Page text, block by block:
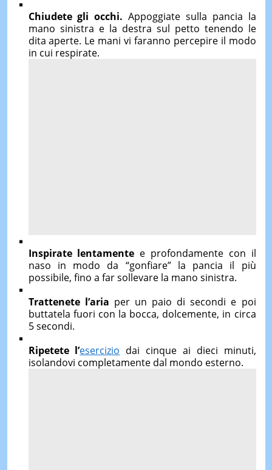
Chiudete gli occhi. Appoggiate sulla pancia la
mano sinistra e la destra sul petto tenendo le
dita aperte. Le mani vi faranno percepire il modo
in cui respirate.
Inspirate lentamente e profondamente con il
naso in modo da “gonfiare” la pancia il più
possibile, fino a far sollevare la mano sinistra.
Trattenete l’aria per un paio di secondi e poi
buttatela fuori con la bocca, dolcemente, in circa
5 secondi.
Ripetete l’esercizio dai cinque ai dieci minuti,
isolandovi completamente dal mondo esterno.